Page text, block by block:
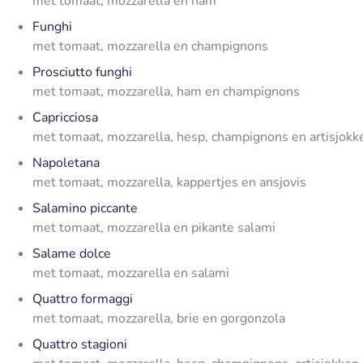
Funghi
met tomaat, mozzarella en champignons
Prosciutto funghi
met tomaat, mozzarella, ham en champignons
Capricciosa
met tomaat, mozzarella, hesp, champignons en
Napoletana
met tomaat, mozzarella, kappertjes en ansjovis
Salamino piccante
met tomaat, mozzarella en pikante salami
Salame dolce
met tomaat, mozzarella en salami
Quattro formaggi
met tomaat, mozzarella, brie en gorgonzola
Quattro stagioni